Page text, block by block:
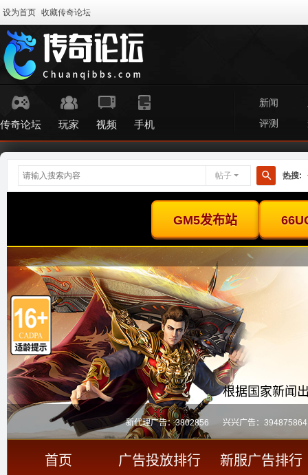
设为首页 收藏传奇论坛
传奇论坛 玩家 视频 手机
新闻
评测
帖子
搜
热搜: